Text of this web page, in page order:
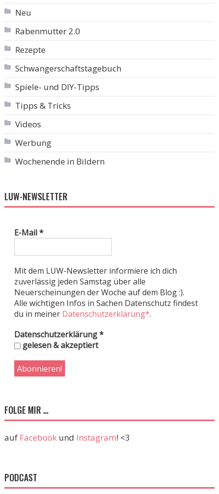
Neu
Rabenmutter 2.0
Rezepte
Schwangerschaftstagebuch
Spiele- und DIY-Tipps
Tipps & Tricks
Videos
Werbung
Wochenende in Bildern
LUW-NEWSLETTER
E-Mail*
Mit dem LUW-Newsletter informiere ich dich
zuverlässig jeden Samstag über alle
Neuerscheinungen der Woche auf dem Blog :).
Alle wichtigen Infos in Sachen Datenschutz findest
du in meiner Datenschutzerklärung*.
Datenschutzerklärung*
gelesen & akzeptiert
FOLGE MIR …
auf Facebookund Instagram! <3
PODCAST